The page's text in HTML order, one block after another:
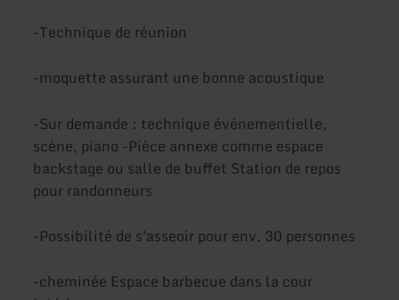
-Technique de réunion
-moquette assurant une bonne acoustique
-Sur demande : technique événementielle,
scène, piano -Pièce annexe comme espace
backstage ou salle de buffet Station de repos
pour randonneurs
-Possibilité de s'asseoir pour env. 30 personnes
-cheminée Espace barbecue dans la cour